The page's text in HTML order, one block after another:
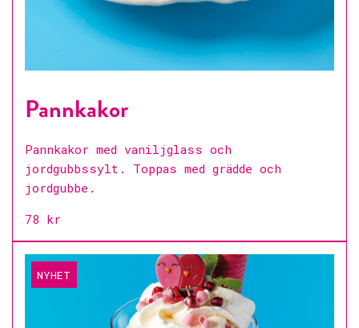
Pannkakor
Pannkakor med vaniljglass och
jordgubbssylt. Toppas med grädde och
jordgubbe.
78 kr
NYHET